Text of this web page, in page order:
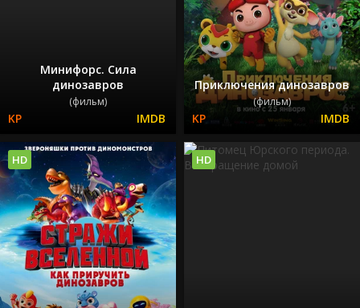
Минифорс. Сила
динозавров
(фильм)
Приключения динозавров
(фильм)
HD HD